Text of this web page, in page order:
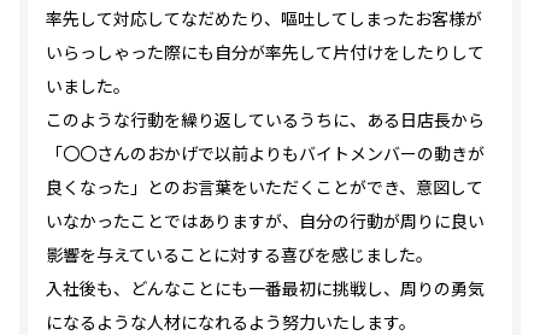
率先して対応してなだめたり、嘔吐してしまったお客様が
いらっしゃった際にも自分が率先して片付けをしたりして
いました。
このような行動を繰り返しているうちに、ある日店長から
「〇〇さんのおかげで以前よりもバイトメンバーの動きが
良くなった」とのお言葉をいただくことができ、意図して
いなかったことではありますが、自分の行動が周りに良い
影響を与えていることに対する喜びを感じました。
入社後も、どんなことにも一番最初に挑戦し、周りの勇気
になるような人材になれるよう努力いたします。